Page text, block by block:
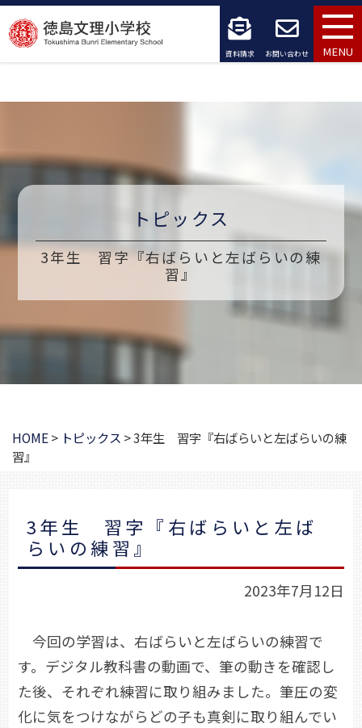
コ
ン
ン
へ
キ
資料請求 お問い合わせ MENU
トピックス
3年生 習字『右ばらいと左ばらいの練
習』
HOME> トピックス >3年生 習字『右ばらいと左ばらいの練
習』
3年生 習字『右ばらいと左ば
らいの練習』
2023年7月12日
今回の学習は、右ばらいと左ばらいの練習で
す。デジタル教科書の動画で、筆の動きを確認し
た後、それぞれ練習に取り組みました。筆圧の変
化に気をつけながらどの子も真剣に取り組んでい